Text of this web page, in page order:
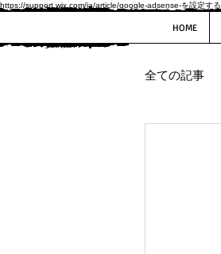
https://support.wix.com/ja/article/google-adsense-を設定する
HOME
全ての記事